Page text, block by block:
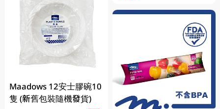
Maadows 12安士膠碗10
隻 (新舊包裝隨機發貨)